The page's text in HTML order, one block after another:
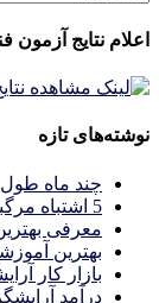
اعلام نتایج
نوشته‌های تازه
چند ماه
5 اشتباه مرگبار هنرجویان آرایشگری مردانه در کرج
معرفی
بهترین
بازار كار
درآمد